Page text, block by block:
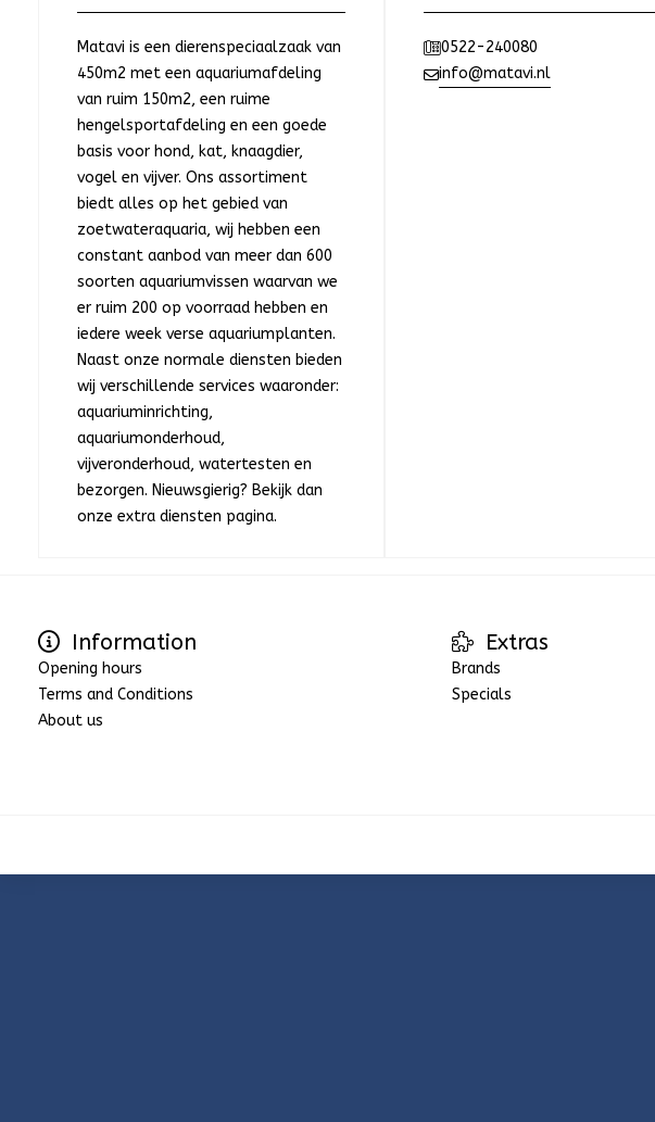
Matavi is een dierenspeciaalzaak van
450m2 met een aquariumafdeling
van ruim 150m2, een ruime
hengelsportafdeling en een goede
basis voor hond, kat, knaagdier,
vogel en vijver. Ons assortiment
biedt alles op het gebied van
zoetwateraquaria, wij hebben een
constant aanbod van meer dan 600
soorten aquariumvissen waarvan we
er ruim 200 op voorraad hebben en
iedere week verse aquariumplanten.
Naast onze normale diensten bieden
wij verschillende services waaronder:
aquariuminrichting,
aquariumonderhoud,
vijveronderhoud, watertesten en
bezorgen. Nieuwsgierig? Bekijk dan
onze extra diensten pagina.
0522-240080
info@matavi.nl
Information
Opening hours
Terms and Conditions
About us
Extras
Brands
Specials